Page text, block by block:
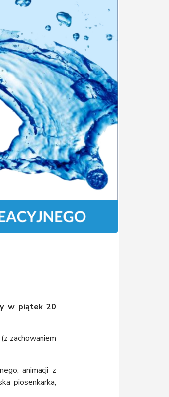
w piątek 20
zachowaniem
animacji z
piosenkarka,